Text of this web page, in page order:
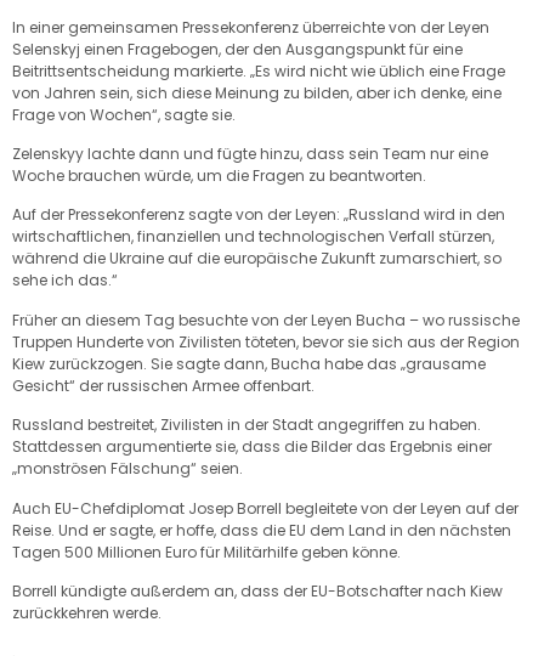
In einer gemeinsamen Pressekonferenz überreichte von der Leyen
Selenskyj einen Fragebogen, der den Ausgangspunkt für eine
Beitrittsentscheidung markierte. „Es wird nicht wie üblich eine Frage
von Jahren sein, sich diese Meinung zu bilden, aber ich denke, eine
Frage von Wochen“, sagte sie.
Zelenskyy lachte dann und fügte hinzu, dass sein Team nur eine
Woche brauchen würde, um die Fragen zu beantworten.
Auf der Pressekonferenz sagte von der Leyen: „Russland wird in den
wirtschaftlichen, finanziellen und technologischen Verfall stürzen,
während die Ukraine auf die europäische Zukunft zumarschiert, so
sehe ich das.“
Früher an diesem Tag besuchte von der Leyen Bucha – wo russische
Truppen Hunderte von Zivilisten töteten, bevor sie sich aus der Region
Kiew zurückzogen. Sie sagte dann, Bucha habe das „grausame
Gesicht“ der russischen Armee offenbart.
Russland bestreitet, Zivilisten in der Stadt angegriffen zu haben.
Stattdessen argumentierte sie, dass die Bilder das Ergebnis einer
„monströsen Fälschung“ seien.
Auch EU-Chefdiplomat Josep Borrell begleitete von der Leyen auf der
Reise. Und er sagte, er hoffe, dass die EU dem Land in den nächsten
Tagen 500 Millionen Euro für Militärhilfe geben könne.
Borrell kündigte außerdem an, dass der EU-Botschafter nach Kiew
zurückkehren werde.